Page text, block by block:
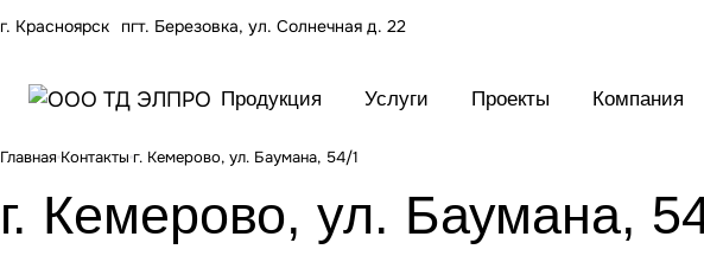
г. Красноярск пгт. Березовка, ул. Солнечная д. 22
Продукция Услуги Проекты Компания
Главная Контакты г. Кемерово, ул. Баумана, 54/1
г. Кемерово, ул. Баумана,